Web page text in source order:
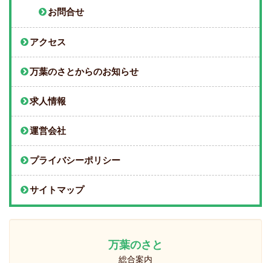
お問合せ
アクセス
万葉のさとからのお知らせ
求人情報
運営会社
プライバシーポリシー
サイトマップ
万葉のさと
総合案内